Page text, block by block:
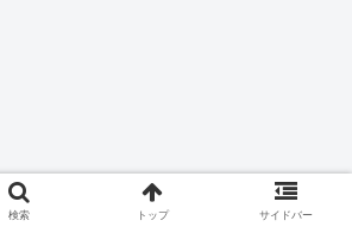
検索 トップ サイドバー